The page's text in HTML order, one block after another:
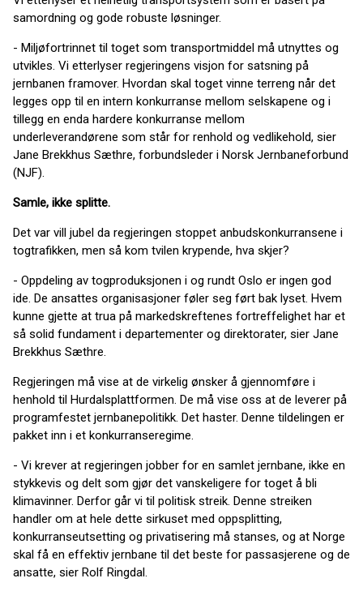
samordning og gode robuste løsninger.
- Miljøfortrinnet til toget som transportmiddel må utnyttes og
utvikles. Vi etterlyser regjeringens visjon for satsning på
jernbanen framover. Hvordan skal toget vinne terreng når det
legges opp til en intern konkurranse mellom selskapene og i
tillegg en enda hardere konkurranse mellom
underleverandørene som står for renhold og vedlikehold, sier
Jane Brekkhus Sæthre, forbundsleder i Norsk Jernbaneforbund
(NJF).
Samle, ikke splitte.
Det var vill jubel da regjeringen stoppet anbudskonkurransene i
togtrafikken, men så kom tvilen krypende, hva skjer?
- Oppdeling av togproduksjonen i og rundt Oslo er ingen god
ide. De ansattes organisasjoner føler seg ført bak lyset. Hvem
kunne gjette at trua på markedskreftenes fortreffelighet har et
så solid fundament i departementer og direktorater, sier Jane
Brekkhus Sæthre.
Regjeringen må vise at de virkelig ønsker å gjennomføre i
henhold til Hurdalsplattformen. De må vise oss at de leverer på
programfestet jernbanepolitikk. Det haster. Denne tildelingen er
pakket inn i et konkurranseregime.
- Vi krever at regjeringen jobber for en samlet jernbane, ikke en
stykkevis og delt som gjør det vanskeligere for toget å bli
klimavinner. Derfor går vi til politisk streik. Denne streiken
handler om at hele dette sirkuset med oppsplitting,
konkurranseutsetting og privatisering må stanses, og at Norge
skal få en effektiv jernbane til det beste for passasjerene og de
ansatte, sier Rolf Ringdal.